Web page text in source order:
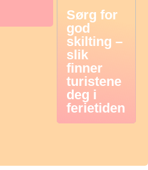
Sørg for
god
skilting –
slik
finner
turistene
deg i
ferietiden